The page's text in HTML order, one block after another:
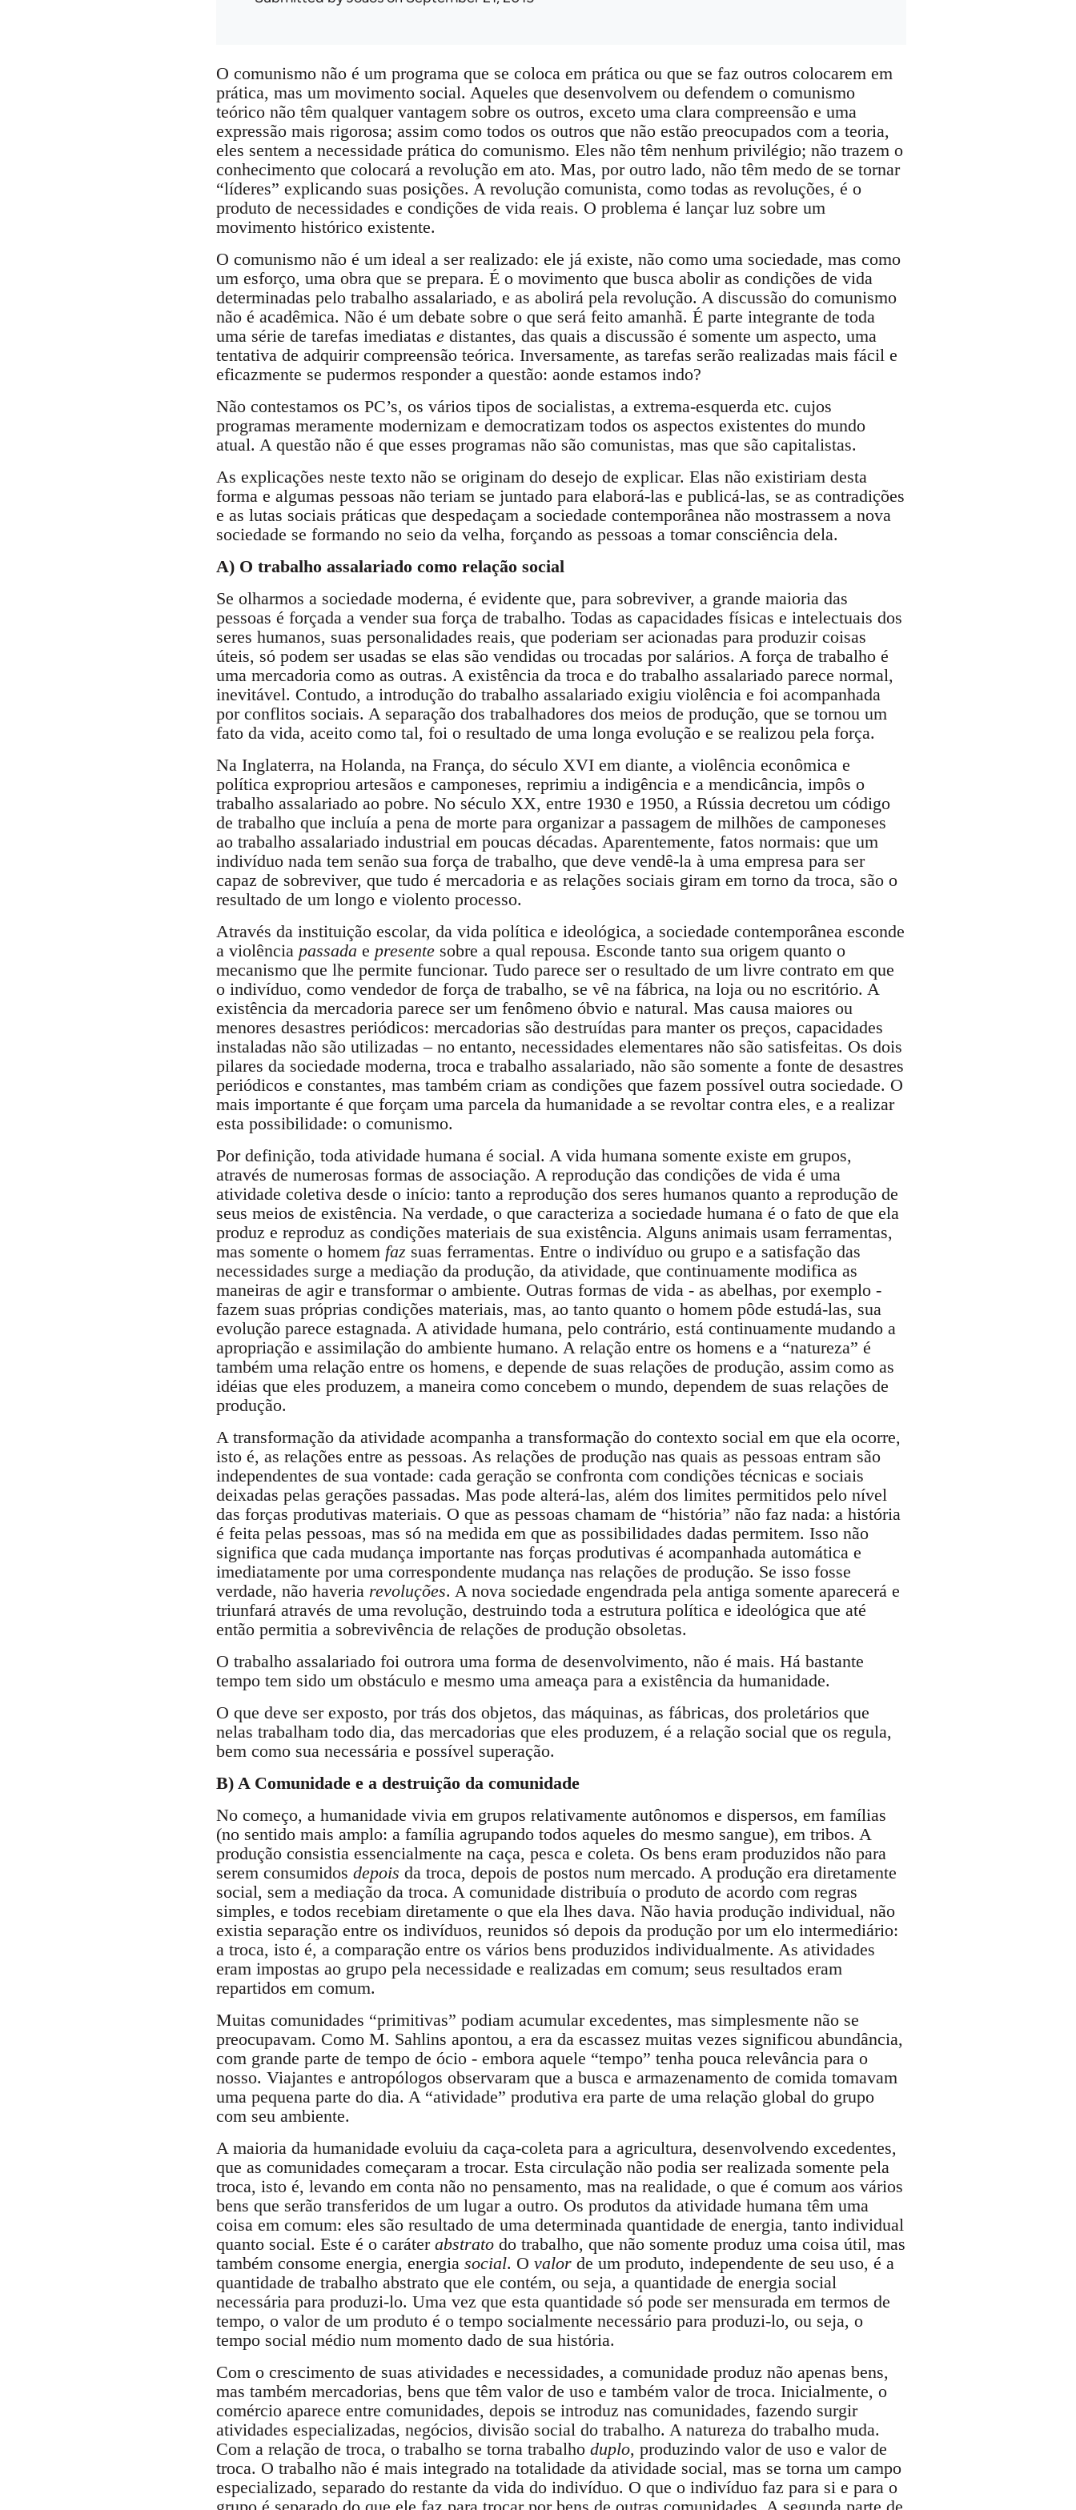
O comunismo não é um programa que se coloca em prática ou que se faz outros colocarem em
prática, mas um movimento social. Aqueles que desenvolvem ou defendem o comunismo
teórico não têm qualquer vantagem sobre os outros, exceto uma clara compreensão e uma
expressão mais rigorosa; assim como todos os outros que não estão preocupados com a teoria,
eles sentem a necessidade prática do comunismo. Eles não têm nenhum privilégio; não trazem o
conhecimento que colocará a revolução em ato. Mas, por outro lado, não têm medo de se tornar
“líderes” explicando suas posições. A revolução comunista, como todas as revoluções, é o
produto de necessidades e condições de vida reais. O problema é lançar luz sobre um
movimento histórico existente.
O comunismo não é um ideal a ser realizado: ele já existe, não como uma sociedade, mas como
um esforço, uma obra que se prepara. É o movimento que busca abolir as condições de vida
determinadas pelo trabalho assalariado, e as abolirá pela revolução. A discussão do comunismo
não é acadêmica. Não é um debate sobre o que será feito amanhã. É parte integrante de toda
uma série de tarefas imediatas e distantes, das quais a discussão é somente um aspecto, uma
tentativa de adquirir compreensão teórica. Inversamente, as tarefas serão realizadas mais fácil e
eficazmente se pudermos responder a questão: aonde estamos indo?
Não contestamos os PC’s, os vários tipos de socialistas, a extrema-esquerda etc. cujos
programas meramente modernizam e democratizam todos os aspectos existentes do mundo
atual. A questão não é que esses programas não são comunistas, mas que são capitalistas.
As explicações neste texto não se originam do desejo de explicar. Elas não existiriam desta
forma e algumas pessoas não teriam se juntado para elaborá-las e publicá-las, se as contradições
e as lutas sociais práticas que despedaçam a sociedade contemporânea não mostrassem a nova
sociedade se formando no seio da velha, forçando as pessoas a tomar consciência dela.
A) O trabalho assalariado como relação social
Se olharmos a sociedade moderna, é evidente que, para sobreviver, a grande maioria das
pessoas é forçada a vender sua força de trabalho. Todas as capacidades físicas e intelectuais dos
seres humanos, suas personalidades reais, que poderiam ser acionadas para produzir coisas
úteis, só podem ser usadas se elas são vendidas ou trocadas por salários. A força de trabalho é
uma mercadoria como as outras. A existência da troca e do trabalho assalariado parece normal,
inevitável. Contudo, a introdução do trabalho assalariado exigiu violência e foi acompanhada
por conflitos sociais. A separação dos trabalhadores dos meios de produção, que se tornou um
fato da vida, aceito como tal, foi o resultado de uma longa evolução e se realizou pela força.
Na Inglaterra, na Holanda, na França, do século XVI em diante, a violência econômica e
política expropriou artesãos e camponeses, reprimiu a indigência e a mendicância, impôs o
trabalho assalariado ao pobre. No século XX, entre 1930 e 1950, a Rússia decretou um código
de trabalho que incluía a pena de morte para organizar a passagem de milhões de camponeses
ao trabalho assalariado industrial em poucas décadas. Aparentemente, fatos normais: que um
indivíduo nada tem senão sua força de trabalho, que deve vendê-la à uma empresa para ser
capaz de sobreviver, que tudo é mercadoria e as relações sociais giram em torno da troca, são o
resultado de um longo e violento processo.
Através da instituição escolar, da vida política e ideológica, a sociedade contemporânea esconde
a violência passada e presentesobre a qual repousa. Esconde tanto sua origem quanto o
mecanismo que lhe permite funcionar. Tudo parece ser o resultado de um livre contrato em que
o indivíduo, como vendedor de força de trabalho, se vê na fábrica, na loja ou no escritório. A
existência da mercadoria parece ser um fenômeno óbvio e natural. Mas causa maiores ou
menores desastres periódicos: mercadorias são destruídas para manter os preços, capacidades
instaladas não são utilizadas – no entanto, necessidades elementares não são satisfeitas. Os dois
pilares da sociedade moderna, troca e trabalho assalariado, não são somente a fonte de desastres
periódicos e constantes, mas também criam as condições que fazem possível outra sociedade. O
mais importante é que forçam uma parcela da humanidade a se revoltar contra eles, e a realizar
esta possibilidade: o comunismo.
Por definição, toda atividade humana é social. A vida humana somente existe em grupos,
através de numerosas formas de associação. A reprodução das condições de vida é uma
atividade coletiva desde o início: tanto a reprodução dos seres humanos quanto a reprodução de
seus meios de existência. Na verdade, o que caracteriza a sociedade humana é o fato de que ela
produz e reproduz as condições materiais de sua existência. Alguns animais usam ferramentas,
mas somente o homem fazsuas ferramentas. Entre o indivíduo ou grupo e a satisfação das
necessidades surge a mediação da produção, da atividade, que continuamente modifica as
maneiras de agir e transformar o ambiente. Outras formas de vida - as abelhas, por exemplo -
fazem suas próprias condições materiais, mas, ao tanto quanto o homem pôde estudá-las, sua
evolução parece estagnada. A atividade humana, pelo contrário, está continuamente mudando a
apropriação e assimilação do ambiente humano. A relação entre os homens e a “natureza” é
também uma relação entre os homens, e depende de suas relações de produção, assim como as
idéias que eles produzem, a maneira como concebem o mundo, dependem de suas relações de
produção.
A transformação da atividade acompanha a transformação do contexto social em que ela ocorre,
isto é, as relações entre as pessoas. As relações de produção nas quais as pessoas entram são
independentes de sua vontade: cada geração se confronta com condições técnicas e sociais
deixadas pelas gerações passadas. Mas pode alterá-las, além dos limites permitidos pelo nível
das forças produtivas materiais. O que as pessoas chamam de “história” não faz nada: a história
é feita pelas pessoas, mas só na medida em que as possibilidades dadas permitem. Isso não
significa que cada mudança importante nas forças produtivas é acompanhada automática e
imediatamente por uma correspondente mudança nas relações de produção. Se isso fosse
verdade, não haveria revoluções. A nova sociedade engendrada pela antiga somente aparecerá e
triunfará através de uma revolução, destruindo toda a estrutura política e ideológica que até
então permitia a sobrevivência de relações de produção obsoletas.
O trabalho assalariado foi outrora uma forma de desenvolvimento, não é mais. Há bastante
tempo tem sido um obstáculo e mesmo uma ameaça para a existência da humanidade.
O que deve ser exposto, por trás dos objetos, das máquinas, as fábricas, dos proletários que
nelas trabalham todo dia, das mercadorias que eles produzem, é a relação social que os regula,
bem como sua necessária e possível superação.
B) A Comunidade e a destruição da comunidade
No começo, a humanidade vivia em grupos relativamente autônomos e dispersos, em famílias
(no sentido mais amplo: a família agrupando todos aqueles do mesmo sangue), em tribos. A
produção consistia essencialmente na caça, pesca e coleta. Os bens eram produzidos não para
serem consumidos depois da troca, depois de postos num mercado. A produção era diretamente
social, sem a mediação da troca. A comunidade distribuía o produto de acordo com regras
simples, e todos recebiam diretamente o que ela lhes dava. Não havia produção individual, não
existia separação entre os indivíduos, reunidos só depois da produção por um elo intermediário:
a troca, isto é, a comparação entre os vários bens produzidos individualmente. As atividades
eram impostas ao grupo pela necessidade e realizadas em comum; seus resultados eram
repartidos em comum.
Muitas comunidades “primitivas” podiam acumular excedentes, mas simplesmente não se
preocupavam. Como M. Sahlins apontou, a era da escassez muitas vezes significou abundância,
com grande parte de tempo de ócio - embora aquele “tempo” tenha pouca relevância para o
nosso. Viajantes e antropólogos observaram que a busca e armazenamento de comida tomavam
uma pequena parte do dia. A “atividade” produtiva era parte de uma relação global do grupo
com seu ambiente.
A maioria da humanidade evoluiu da caça-coleta para a agricultura, desenvolvendo excedentes,
que as comunidades começaram a trocar. Esta circulação não podia ser realizada somente pela
troca, isto é, levando em conta não no pensamento, mas na realidade, o que é comum aos vários
bens que serão transferidos de um lugar a outro. Os produtos da atividade humana têm uma
coisa em comum: eles são resultado de uma determinada quantidade de energia, tanto individual
quanto social. Este é o caráter abstratodo trabalho, que não somente produz uma coisa útil, mas
também consome energia, energia social. O valorde um produto, independente de seu uso, é a
quantidade de trabalho abstrato que ele contém, ou seja, a quantidade de energia social
necessária para produzi-lo. Uma vez que esta quantidade só pode ser mensurada em termos de
tempo, o valor de um produto é o tempo socialmente necessário para produzi-lo, ou seja, o
tempo social médio num momento dado de sua história.
Com o crescimento de suas atividades e necessidades, a comunidade produz não apenas bens,
mas também mercadorias, bens que têm valor de uso e também valor de troca. Inicialmente, o
comércio aparece entre comunidades, depois se introduz nas comunidades, fazendo surgir
atividades especializadas, negócios, divisão social do trabalho. A natureza do trabalho muda.
Com a relação de troca, o trabalho se torna trabalho duplo, produzindo valor de uso e valor de
troca. O trabalho não é mais integrado na totalidade da atividade social, mas se torna um campo
especializado, separado do restante da vida do indivíduo. O que o indivíduo faz para si e para o